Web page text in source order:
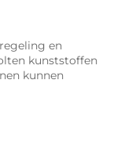
en
kunststoffen
kunnen